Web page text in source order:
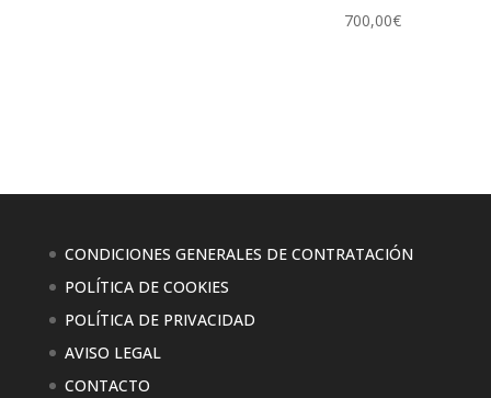
700,00€
CONDICIONES GENERALES DE CONTRATACIÓN
POLÍTICA DE COOKIES
POLÍTICA DE PRIVACIDAD
AVISO LEGAL
CONTACTO